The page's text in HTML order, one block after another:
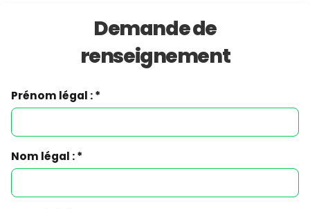
Demande de
renseignement
Prénom légal : *
Nom légal : *